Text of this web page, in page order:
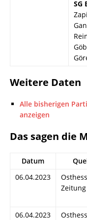
SG
Weitere Daten
Alle bisherigen
anzeigen
Das sagen die
Datum
06.04.2023
Zeitung
06.04.2023